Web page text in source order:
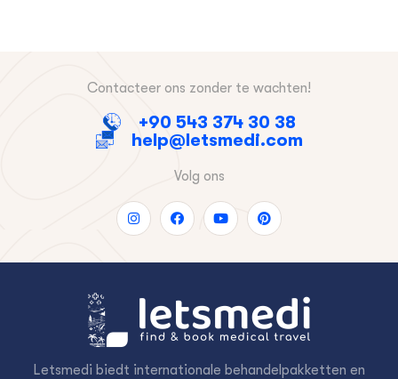
Contacteer ons zonder te wachten!
+90 543 374 30 38
help@letsmedi.com
Volg ons
Letsmedi biedt internationale behandelpakketten en